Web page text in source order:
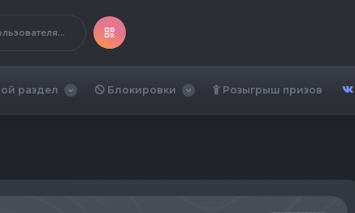
раздел Блокировки Розыгрыш призов